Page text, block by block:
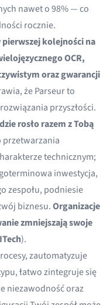
nawet o 98% — co
rocznie.
kolejności na
OCR,
oraz gwarancji
że Parseur to
przyszłości.
rosło razem z Tobą
technicznym;
inwestycja,
zespołu, podniesie
biznesu.Organizacje
zmniejszają swoje
ITech).
zautomatyzuje
łatwo zintegruje się
niezawodność oraz